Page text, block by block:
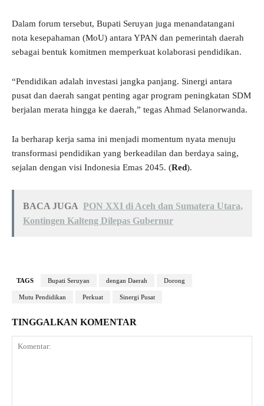
Dalam forum tersebut, Bupati Seruyan juga menandatangani
nota kesepahaman (MoU) antara YPAN dan pemerintah daerah
sebagai bentuk komitmen memperkuat kolaborasi pendidikan.
“Pendidikan adalah investasi jangka panjang. Sinergi antara
pusat dan daerah sangat penting agar program peningkatan SDM
berjalan merata hingga ke daerah,” tegas Ahmad Selanorwanda.
Ia berharap kerja sama ini menjadi momentum nyata menuju
transformasi pendidikan yang berkeadilan dan berdaya saing,
sejalan dengan visi Indonesia Emas 2045. (Red).
BACA JUGA PON XXI di Aceh dan Sumatera Utara,
Kontingen Kalteng Dilepas Gubernur
TAGS Bupati Seruyan dengan Daerah Dorong
Mutu Pendidikan Perkuat Sinergi Pusat
TINGGALKAN KOMENTAR